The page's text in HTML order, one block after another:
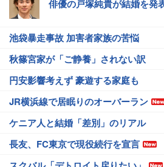
俳優の戸塚純貴が結婚を発
池袋暴走事故 加害者家族の苦悩
秋篠宮家が「ご静養」されない訳
円安影響考えず 豪遊する家庭も
JR横浜線で居眠りのオーバーラン
ケニア人と結婚「差別」のリアル
長友、FC東京で現役続行を宣言